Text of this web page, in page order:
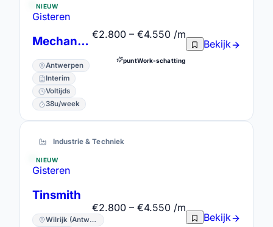
NIEUW
Gisteren
Mechanicien
Antwerpen
Interim
Voltijds
38u/week
€2.800 – €4.550 /m
puntWork-schatting
Bekijk
Industrie & Techniek
NIEUW
Gisteren
Tinsmith
Wilrijk (Antwerpen) · Antwerpen
€2.800 – €4.550 /m
Bekijk